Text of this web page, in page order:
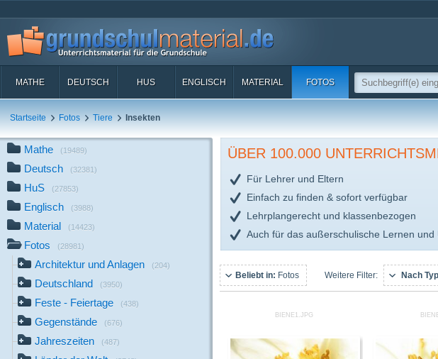
MATHE DEUTSCH HUS ENGLISCH MATERIAL FOTOS
Startseite Fotos Tiere Insekten
Mathe (19489)
Deutsch (32381)
HuS (27853)
Englisch (3988)
Material (14423)
Fotos (28981)
Architektur und Anlagen (204)
Deutschland (3950)
Feste - Feiertage (438)
Gegenstände (676)
Jahreszeiten (487)
ÜBER 100.000
Für Lehrer und Eltern
Einfach zu finden & sofort verfügbar
Lehrplangerecht und klassenbezogen
Auch für das außerschulische Lernen und
Beliebt in: Fotos Weitere Filter: Nach Typ
BIENE1.JPG